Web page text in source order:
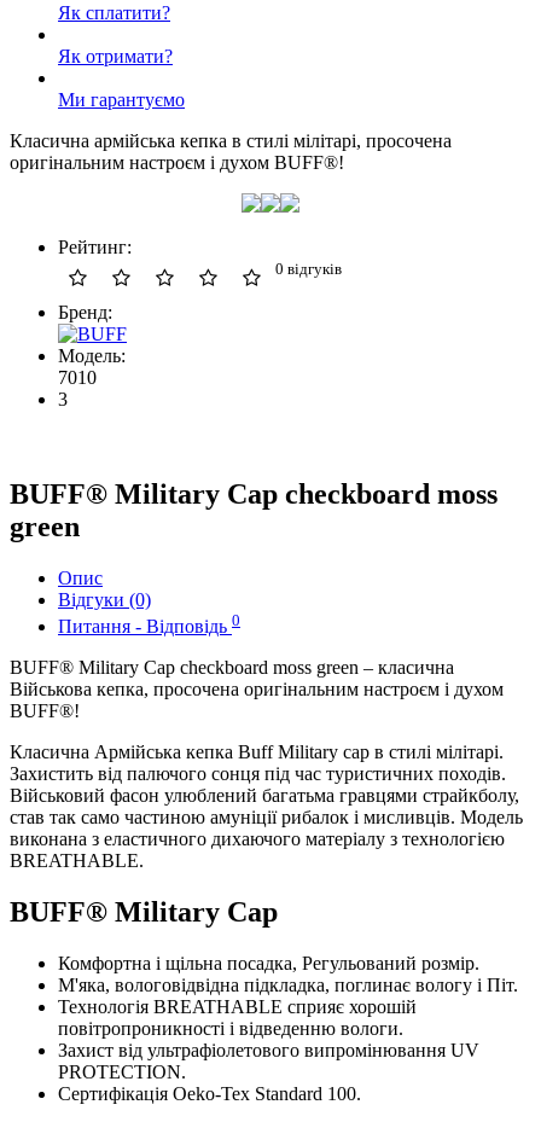
Як сплатити?
Як отримати?
Ми гарантуємо
Класична армійська кепка в стилі мілітарі, просочена
оригінальним настроєм і духом BUFF®!
Рейтинг:
0 відгуків
Бренд:
Модель:
7010
3
BUFF® Military Cap checkboard moss
green
Опис
Відгуки (0)
Питання - Відповідь 0
BUFF® Military Cap checkboard moss green – класична
Військова кепка, просочена оригінальним настроєм і духом
BUFF®!
Класична Армійська кепка Buff Military cap в стилі мілітарі.
Захистить від палючого сонця під час туристичних походів.
Військовий фасон улюблений багатьма гравцями страйкболу,
став так само частиною амуніції рибалок і мисливців. Модель
виконана з еластичного дихаючого матеріалу з технологією
BREATHABLE.
BUFF® Military Cap
Комфортна і щільна посадка, Регульований розмір.
М'яка, вологовідвідна підкладка, поглинає вологу і Піт.
Технологія BREATHABLE сприяє хорошій
повітропроникності і відведенню вологи.
Захист від ультрафіолетового випромінювання UV
PROTECTION.
Сертифікація Oeko-Tex Standard 100.